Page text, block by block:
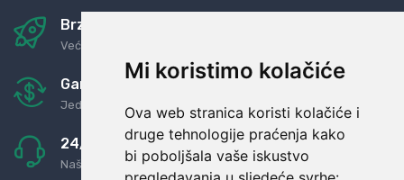
Mi koristimo kolačiće
Ova web stranica koristi kolačiće i
druge tehnologije praćenja kako
bi poboljšala vaše iskustvo
Brza i sigurna dostava
Već za nekoliko dana kod vas
Garancija u povrat novaca
Jednostavno pravilo: Roba za novac
24/7 odlična podrška
Naši agenti uvijek na raspolaganju